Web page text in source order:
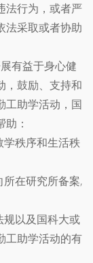
法行为，或者严
法采取或者协助
有益于身心健
，鼓励、支持和
工助学活动，国
：
学秩序和生活秩
在研究所备案,
规以及国科大或
工助学活动的有